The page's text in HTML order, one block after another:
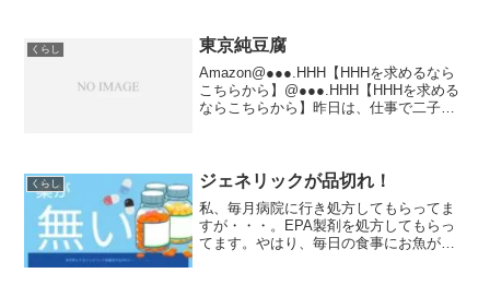
くらし 東京純豆腐
Amazon@●●●.HHH【HHHを求めるなら
こちらから】@●●●.HHH【HHHを求める
ならこちらから】昨日は、仕事で二子玉
「チ...
くらし ジェネリックが品切れ！
私、毎月病院に行き処方してもらってま
すが・・・。EPA製剤を処方してもらっ
てます。やはり、毎日の食事にお魚が少